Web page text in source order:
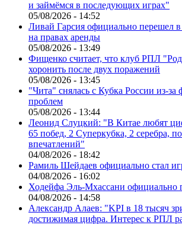
и займёмся в последующих играх"
05/08/2026 - 14:52
Ливай Гарсия официально перешел
на правах аренды
05/08/2026 - 13:49
Фищенко считает, что клуб РПЛ
хоронить после двух поражений
05/08/2026 - 13:45
"Чита" снялась с Кубка России из-за
проблем
05/08/2026 - 13:44
Леонид Слуцкий: "В Китае любят
65 побед, 2 Суперкубка, 2 серебра,
впечатлений"
04/08/2026 - 18:42
Рамиль Шейдаев официально стал
04/08/2026 - 16:02
Ходейфа Эль-Мхассани официально
04/08/2026 - 14:58
Александр Алаев: "KPI в 18 тысяч
достижимая цифра. Интерес к РПЛ